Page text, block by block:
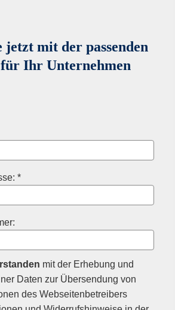
jetzt mit der passenden
Ihr Unternehmen
*
mit der Erhebung und
Daten zur Übersendung von
des Webseitenbetreibers